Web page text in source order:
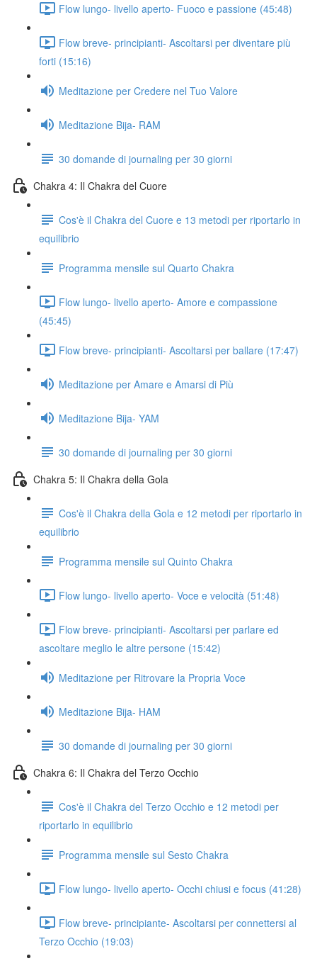
Flow lungo- livello aperto- Fuoco e passione (45:48)
Flow breve- principianti- Ascoltarsi per diventare più
forti (15:16)
Meditazione per Credere nel Tuo Valore
Meditazione Bija- RAM
30 domande di journaling per 30 giorni
Chakra 4: Il Chakra del Cuore
Cos'è il Chakra del Cuore e 13 metodi per riportarlo in
equilibrio
Programma mensile sul Quarto Chakra
Flow lungo- livello aperto- Amore e compassione
(45:45)
Flow breve- principianti- Ascoltarsi per ballare (17:47)
Meditazione per Amare e Amarsi di Più
Meditazione Bija- YAM
30 domande di journaling per 30 giorni
Chakra 5: Il Chakra della Gola
Cos'è il Chakra della Gola e 12 metodi per riportarlo in
equilibrio
Programma mensile sul Quinto Chakra
Flow lungo- livello aperto- Voce e velocità (51:48)
Flow breve- principianti- Ascoltarsi per parlare ed
ascoltare meglio le altre persone (15:42)
Meditazione per Ritrovare la Propria Voce
Meditazione Bija- HAM
30 domande di journaling per 30 giorni
Chakra 6: Il Chakra del Terzo Occhio
Cos'è il Chakra del Terzo Occhio e 12 metodi per
riportarlo in equilibrio
Programma mensile sul Sesto Chakra
Flow lungo- livello aperto- Occhi chiusi e focus (41:28)
Flow breve- principiante- Ascoltarsi per connettersi al
Terzo Occhio (19:03)